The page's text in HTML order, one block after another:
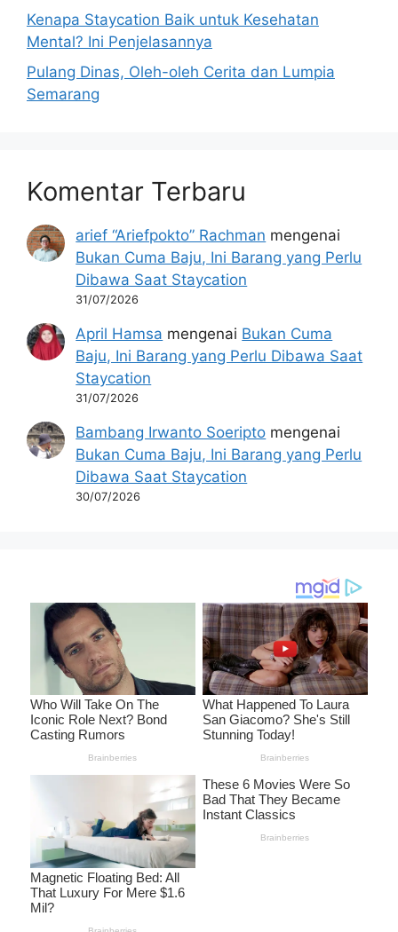
Kenapa Staycation Baik untuk Kesehatan
Mental? Ini Penjelasannya
Pulang Dinas, Oleh-oleh Cerita dan Lumpia
Semarang
Komentar Terbaru
arief “Ariefpokto” Rachman mengenai
Bukan Cuma Baju, Ini Barang yang Perlu
Dibawa Saat Staycation
31/07/2026
April Hamsa mengenai Bukan Cuma
Baju, Ini Barang yang Perlu Dibawa Saat
Staycation
31/07/2026
Bambang Irwanto Soeripto mengenai
Bukan Cuma Baju, Ini Barang yang Perlu
Dibawa Saat Staycation
30/07/2026